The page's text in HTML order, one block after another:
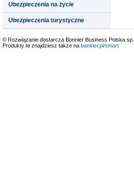
Ubezpieczenia na życie
Ubezpieczenia turystyczne
© Rozwiązanie dostarcza Bonnier Business Polska
Produkty te znajdziesz także na bankier.pl/smart